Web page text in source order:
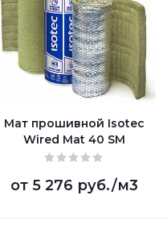
Мат прошивной Isotec
Wired Mat 40 SM
от 5 276 руб./м3